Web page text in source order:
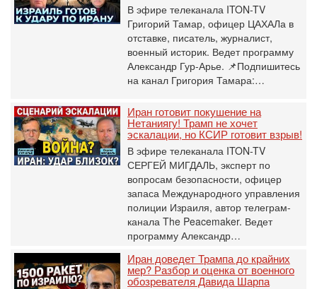
В эфире телеканала ITON-TV
Григорий Тамар, офицер ЦАХАЛа в
отставке, писатель, журналист,
военный историк. Ведет программу
Александр Гур-Арье. 📌Подпишитесь
на канал Григория Тамара:…
Иран готовит покушение на
Нетаниягу! Трамп не хочет
эскалации, но КСИР готовит взрыв!
В эфире телеканала ITON-TV
СЕРГЕЙ МИГДАЛЬ, эксперт по
вопросам безопасности, офицер
запаса Международного управления
полиции Израиля, автор телеграм-
канала The Peacemaker. Ведет
программу Александр…
Иран доведет Трампа до крайних
мер? Разбор и оценка от военного
обозревателя Давида Шарпа